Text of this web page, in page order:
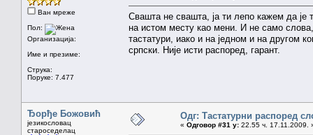
Ван мреже
Пол:
Организација:
Име и презиме:
Струка:
Поруке: 7.477
Свашта не свашта, ја ти лепо кажем да
на истом месту као мени. И не само слова,
тастатури, иако и на једном и на другом
српски. Није исти распоред, гарант.
Ђорђе Божовић
језикословац
староседелац
Одг: Тастатурни распоред
« Одговор #31 у: 22.55 ч. 17.11.2009.